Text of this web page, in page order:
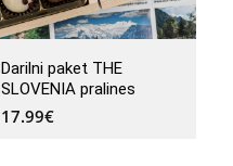
Darilni paket THE
SLOVENIA pralines
17.99€